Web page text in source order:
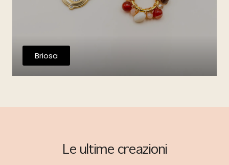
Briosa
Le ultime creazioni